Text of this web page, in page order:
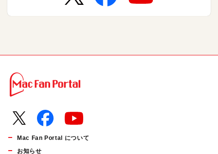
Mac Fan Portal について
お知らせ